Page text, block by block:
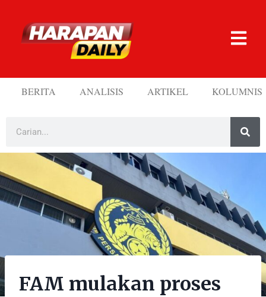
BERITA ANALISIS ARTIKEL KOLUMNIS
FAM mulakan proses